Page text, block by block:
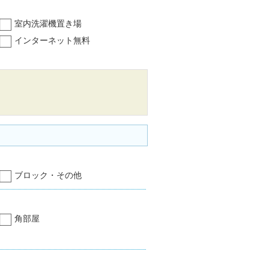
室内洗濯機置き場
インターネット無料
ブロック・その他
角部屋